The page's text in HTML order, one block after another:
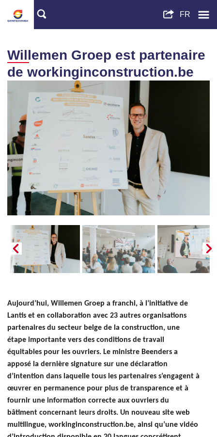
Willemen Groep est partenaire
de workinginconstruction.be
Aujourd’hui, Willemen Groep a franchi, à l’initiative de
Lantis et en collaboration avec 23 autres organisations
partenaires du secteur belge de la construction, une
étape importante vers des conditions de travail
équitables pour les ouvriers. Le ministre Beenders a
apposé la dernière signature sur une déclaration
d’intention dans laquelle tous les partenaires s’engagent à
œuvrer en permanence pour plus de transparence et à
fournir une information correcte aux ouvriers du
bâtiment concernant leurs droits. Un nouveau site web
multilingue, workinginconstruction.be, ainsi qu’une vidéo